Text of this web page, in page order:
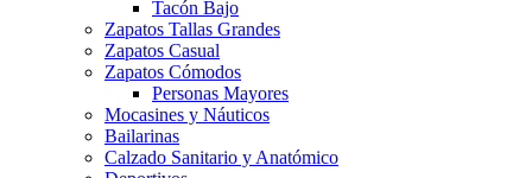
Tacón Bajo
Zapatos Tallas Grandes
Zapatos Casual
Zapatos Cómodos
Personas Mayores
Mocasines y Náuticos
Bailarinas
Calzado Sanitario y Anatómico